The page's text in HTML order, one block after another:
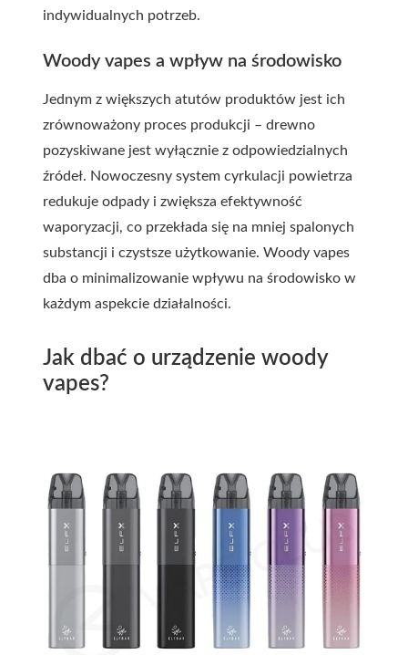
indywidualnych potrzeb.
Woody vapes a wpływ na środowisko
Jednym z większych atutów produktów jest ich
zrównoważony proces produkcji – drewno
pozyskiwane jest wyłącznie z odpowiedzialnych
źródeł. Nowoczesny system cyrkulacji powietrza
redukuje odpady i zwiększa efektywność
waporyzacji, co przekłada się na mniej spalonych
substancji i czystsze użytkowanie. Woody vapes
dba o minimalizowanie wpływu na środowisko w
każdym aspekcie działalności.
Jak dbać o urządzenie woody
vapes?